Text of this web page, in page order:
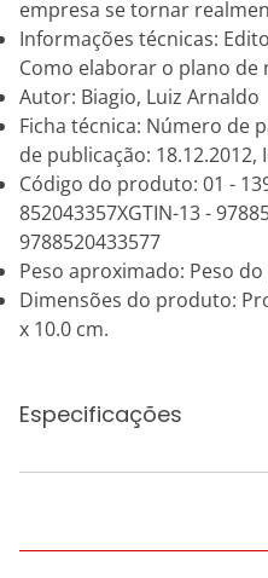
empresa se tornar
Informações técnicas:
Como elaborar o plano de
Autor: Biagio, Luiz Arnaldo
Ficha técnica: Número de
de publicação:
Código do produto: 01 -
852043357XGTIN-13 -
9788520433577
Peso aproximado: Peso
Dimensões do produto:
x 10.0 cm.
Especificações